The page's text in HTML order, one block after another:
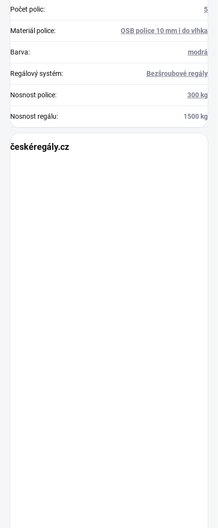
Počet polic: 5
Materiál police: OSB police 10 mm i do vlhka
Barva: modrá
Regálový systém: Bezšroubové regály
Nosnost police: 300 kg
Nosnost regálu: 1500 kg
českéregály.cz